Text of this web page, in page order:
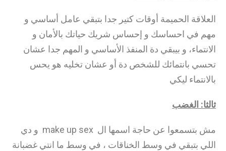
العلاقة الحميمة أوقات كتير جدا بتبقي عامل أساسي و
مهم في احساسك و إحساس شريك حياتك بالأمان و
الانتماء، و بيبقي دة المنفذ الأساسي و المهم جدا عشان
تحسي بانتمائك للشخص دة أو عشان تخليه هو يحس
بالانتماء ليكي
ثالثا: الغضب
مش بتسمعوا عن حاجة اسمها ال make up sex و دي
اللي بتبقي في وسط الخناقات ، في وسط ما انتي غضبانة